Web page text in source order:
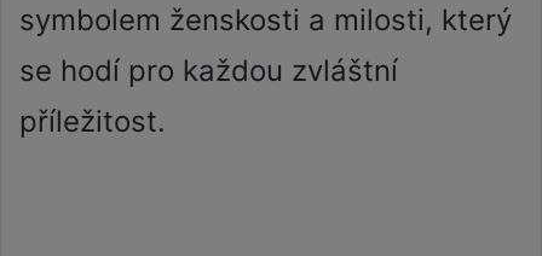
symbolem ženskosti a milosti, který
se hodí pro každou zvláštní
příležitost.